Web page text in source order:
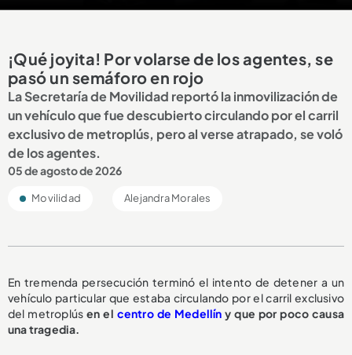
¡Qué joyita! Por volarse de los agentes, se
pasó un semáforo en rojo
La Secretaría de Movilidad reportó la inmovilización de
un vehículo que fue descubierto circulando por el carril
exclusivo de metroplús, pero al verse atrapado, se voló
de los agentes.
05 de agosto de 2026
Movilidad Alejandra Morales
En tremenda persecución terminó el intento de detener a un
vehículo particular que estaba circulando por el carril exclusivo
del metroplúsen el centro de Medellín y que por poco causa
una tragedia.